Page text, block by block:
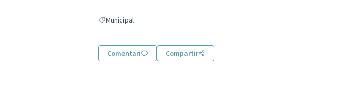
Resultats en filtrar per: Municipal
Municipal
Comentari Compartir